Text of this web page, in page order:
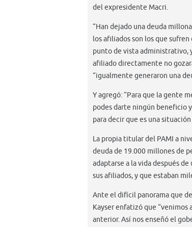
del expresidente Macri.
“Han dejado una deuda
los afiliados son los que
punto de vista administrativo,
afiliado directamente no
“igualmente generaron una
Y agregó: “Para que la gente
podes darte ningún beneficio
para decir que es una
La propia titular del PAMI a
deuda de 19.000 millones de
adaptarse a la vida después
sus afiliados, y que estaban
Ante el difícil panorama que
Kayser enfatizó que “venimos
anterior. Así nos enseñó el